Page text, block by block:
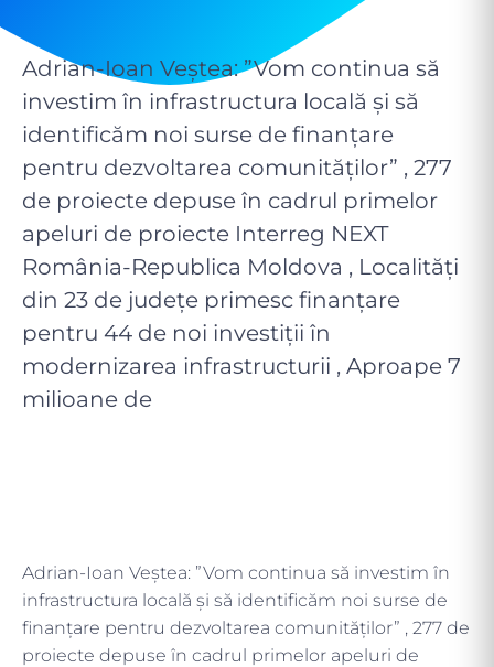
Adrian-Ioan Veștea: ”Vom continua să
investim în infrastructura locală și să
identificăm noi surse de finanțare
pentru dezvoltarea comunităților” , 277
de proiecte depuse în cadrul primelor
apeluri de proiecte Interreg NEXT
România-Republica Moldova , Localități
din 23 de județe primesc finanțare
pentru 44 de noi investiții în
modernizarea infrastructurii , Aproape 7
milioane de
Adrian-Ioan Veștea: ”Vom continua să investim în
infrastructura locală și să identificăm noi surse de
finanțare pentru dezvoltarea comunităților” , 277 de
proiecte depuse în cadrul primelor apeluri de